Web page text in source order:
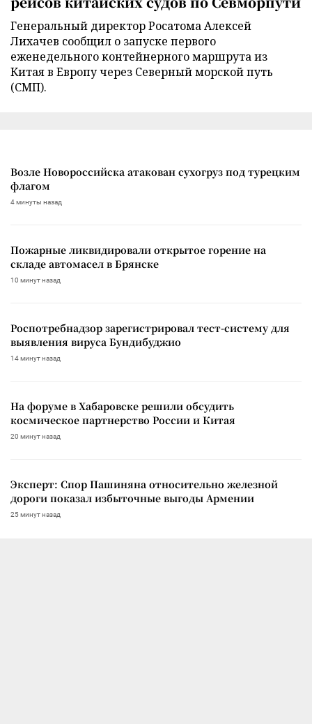
Генеральный директор Росатома Алексей
Лихачев сообщил о запуске первого
еженедельного контейнерного маршрута из
Китая в Европу через Северный морской путь
(СМП).
Возле Новороссийска атакован сухогруз под турецким
флагом
4 минуты назад
Пожарные ликвидировали открытое горение на
складе автомасел в Брянске
10 минут назад
Роспотребнадзор зарегистрировал тест-систему для
выявления вируса Бундибуджио
14 минут назад
На форуме в Хабаровске решили обсудить
космическое партнерство России и Китая
20 минут назад
Эксперт: Спор Пашиняна относительно железной
дороги показал избыточные выгоды Армении
25 минут назад